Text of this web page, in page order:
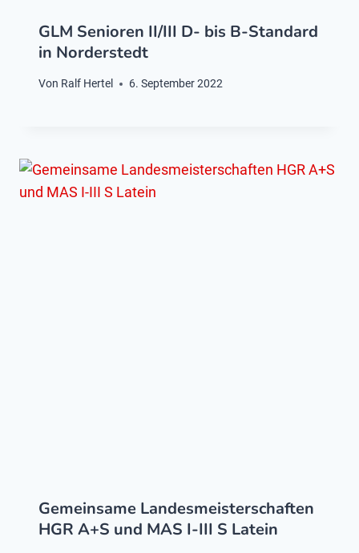
GLM Senioren II/III D- bis B-Standard
in Norderstedt
Von Ralf Hertel 6. September 2022
Gemeinsame Landesmeisterschaften
HGR A+S und MAS I-III S Latein